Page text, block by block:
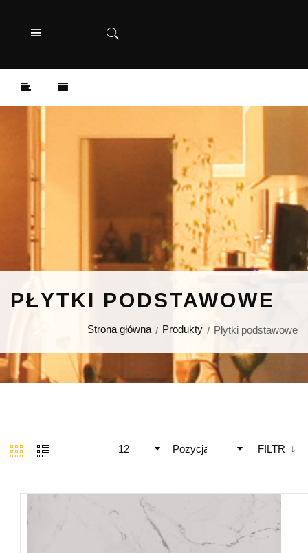
PŁYTKI PODSTAWOWE
Strona główna Produkty Płytki podstawowe
Pozycja FILTR
12